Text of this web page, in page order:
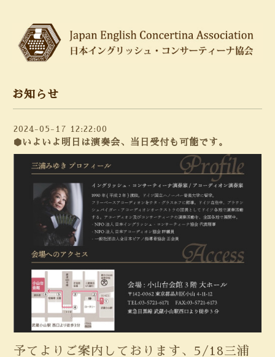
お知らせ
2024-05-17 12:22:00
⬢いよいよ明日は演奏会、当日受付も可能です。
予てよりご案内しております、5/18三浦